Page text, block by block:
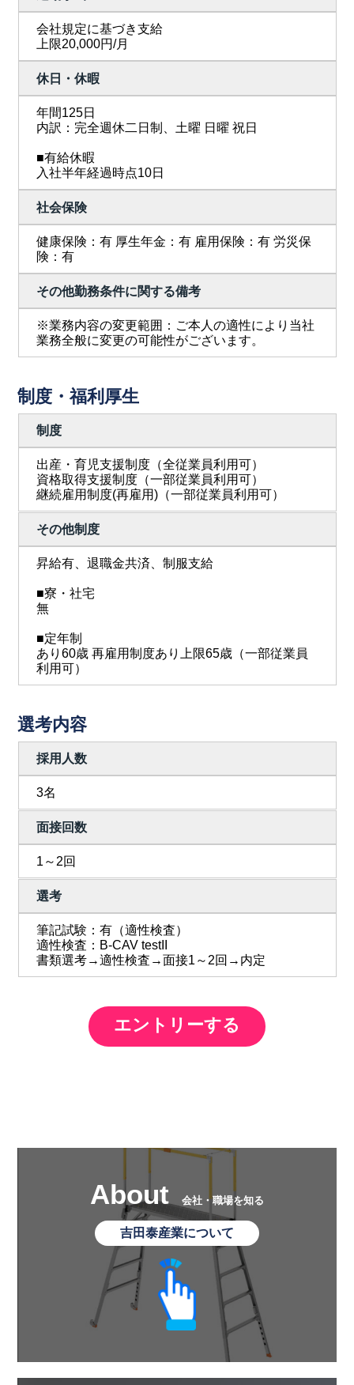
会社規定に基づき支給
上限20,000円/月
休日・休暇
年間125日
内訳：完全週休二日制、土曜 日曜 祝日
■有給休暇
入社半年経過時点10日
社会保険
健康保険：有 厚生年金：有 雇用保険：有 労災保
険：有
その他勤務条件に関する備考
※業務内容の変更範囲：ご本人の適性により当社
業務全般に変更の可能性がございます。
制度・福利厚生
制度
出産・育児支援制度（全従業員利用可）
資格取得支援制度（一部従業員利用可）
継続雇用制度(再雇用)（一部従業員利用可）
その他制度
昇給有、退職金共済、制服支給
■寮・社宅
無
■定年制
あり60歳 再雇用制度あり上限65歳（一部従業員
利用可）
選考内容
採用人数
3名
面接回数
1～2回
選考
筆記試験：有（適性検査）
適性検査：B-CAV testII
書類選考→適性検査→面接1～2回→内定
エントリーする
About 会社・職場を知る
吉田泰産業について